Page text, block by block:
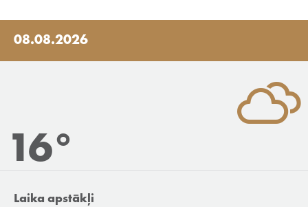
08.08.2026
16°
Laika apstākļi